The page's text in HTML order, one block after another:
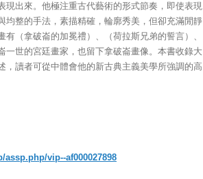
現出來。他極注重古代藝術的形式節奏，即使表現
均整的手法，素描精確，輪廓秀美，但卻充滿閒靜
（拿破崙的加冕禮）、（荷拉斯兄弟的誓言）、
一世的宮廷畫家，也留下拿破崙畫像。本書收錄大
，讀者可從中體會他的新古典主義美學所強調的高
vip--af000027898